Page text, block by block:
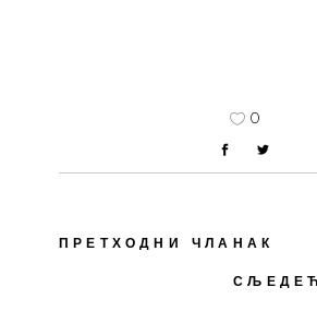
0
ПРЕТХОДНИ ЧЛАНАК